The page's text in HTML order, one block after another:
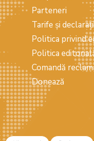
Parteneri
Tarife și
Politica privind
Politica
Comandă
Donează